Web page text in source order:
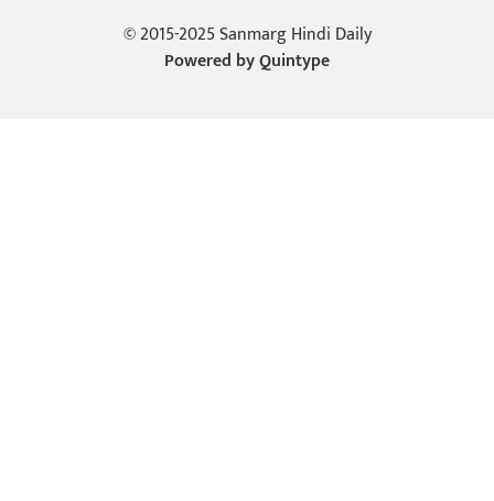
© 2015-2025 Sanmarg Hindi Daily
Powered byQuintype